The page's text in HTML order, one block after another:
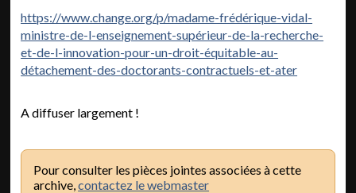
https://www.change.org/p/madame-frédérique-vidal-
ministre-de-l-enseignement-supérieur-de-la-recherche-
et-de-l-innovation-pour-un-droit-équitable-au-
détachement-des-doctorants-contractuels-et-ater
A diffuser largement !
Pour consulter les pièces jointes associées à cette
archive,contactez le webmaster